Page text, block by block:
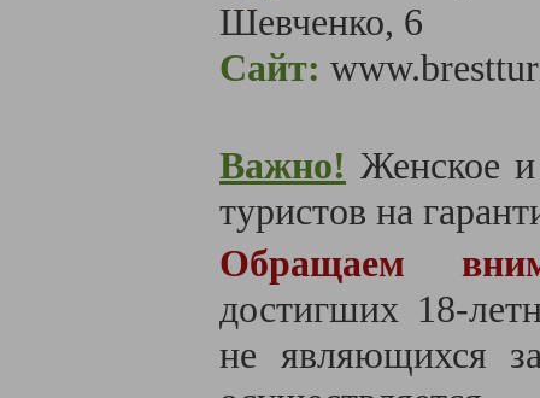
Шевченко, 6
Сайт:
Важно! Женское
туристов на
Обращаем
достигших 18-
не являющихся